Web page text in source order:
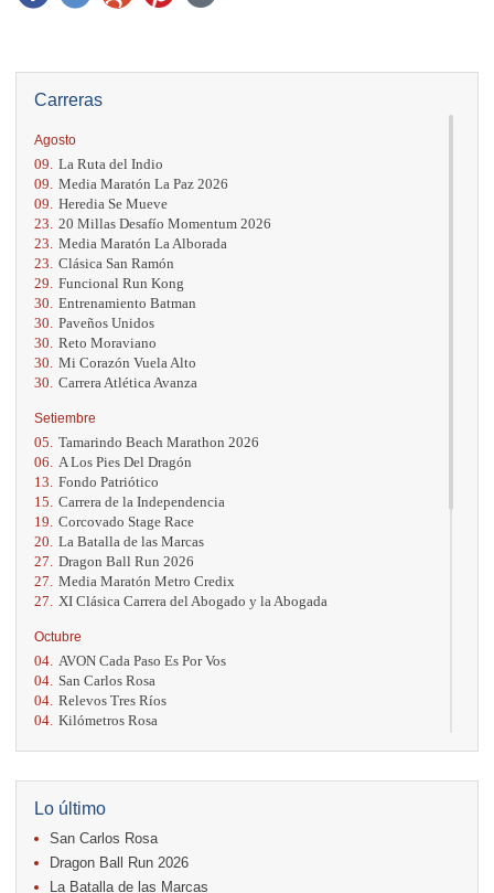
Carreras
Agosto
09. La Ruta del Indio
09. Media Maratón La Paz 2026
09. Heredia Se Mueve
23. 20 Millas Desafío Momentum 2026
23. Media Maratón La Alborada
23. Clásica San Ramón
29. Funcional Run Kong
30. Entrenamiento Batman
30. Paveños Unidos
30. Reto Moraviano
30. Mi Corazón Vuela Alto
30. Carrera Atlética Avanza
Setiembre
05. Tamarindo Beach Marathon 2026
06.
A Los Pies Del Dragón
13. Fondo Patriótico
15. Carrera de la Independencia
19. Corcovado Stage Race
20. La Batalla de las Marcas
27. Dragon Ball Run 2026
27. Media Maratón Metro Credix
27.
XI Clásica Carrera del Abogado y la Abogada
Octubre
04. AVON Cada Paso Es Por Vos
04. San Carlos Rosa
04. Relevos Tres Ríos
04. Kilómetros Rosa
18. Casa Turire Trail Run
18.
Warriors Run Circuit
18. Samsung Jacó Beach Half Marathon 2026
25. KRun by Under Armour
25. Run Alajuela
31.
Halloween Fun Run
Lo último
San Carlos Rosa
Dragon Ball Run 2026
La Batalla de las Marcas